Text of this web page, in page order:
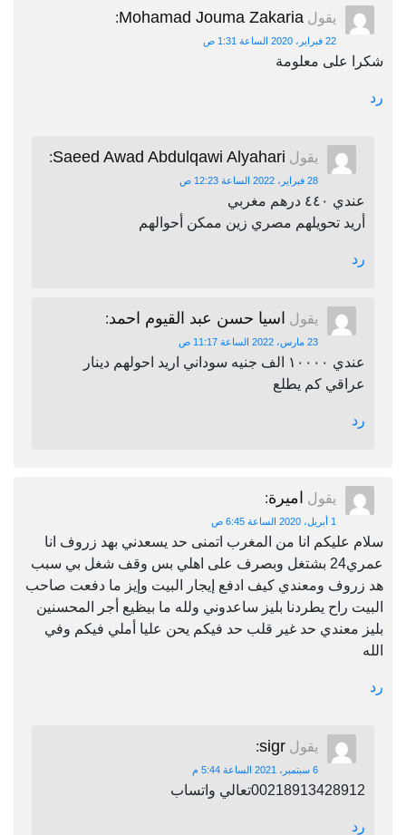
يقول Mohamad Jouma Zakaria
:
22 فبراير، 2020 الساعة 1:31 ص
شكرا على معلومة
رد
يقول Saeed Awad Abdulqawi Alyahari
:
28 فبراير، 2022 الساعة 12:23 ص
عندي ٤٤٠ درهم مغربي
أريد تحويلهم مصري زين ممكن أحوالهم
رد
يقول اسيا حسن عبد القيوم احمد:
23 مارس، 2022 الساعة 11:17 ص
عندي ١٠٠٠٠ الف جنيه سوداني اريد احولهم دينار
عراقي كم يطلع
رد
يقول اميرة:
1 أبريل، 2020 الساعة 6:45 ص
سلام عليكم انا من المغرب اتمنى حد يسعدني بهد زروف انا
عمري24 بشتغل وبصرف على اهلي بس وقف شغل بي سبب
هد زروف ومعندي كيف ادفع إيجار البيت وإيز ما دفعت صاحب
البيت راح يطردنا بليز ساعدوني ولله ما بيظيع أجر المحسنين
بليز معندي حد غير قلب حد فيكم يحن عليا أملي فيكم وفي
الله
رد
يقول sigr
:
6 سبتمبر، 2021 الساعة 5:44 م
00218913428912تعالي واتساب
رد